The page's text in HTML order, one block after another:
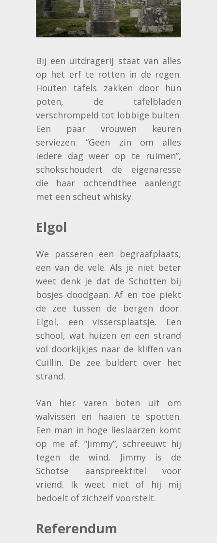
Bij een uitdragerij staat van alles
op het erf te rotten in de regen.
Houten tafels zakken door hun
poten, de tafelbladen
verschrompeld tot lobbige bulten.
Een paar vrouwen keuren
serviezen. “Geen zin om alles
iedere dag weer op te ruimen”,
schokschoudert de eigenaresse
die haar ochtendthee aanlengt
met een scheut whisky.
Elgol
We passeren een begraafplaats,
een van de vele. Als je niet beter
weet denk je dat de Schotten bij
bosjes doodgaan. Af en toe piekt
de zee tussen de bergen door.
Elgol, een vissersplaatsje. Een
school, wat huizen en een strand
vol doorkijkjes naar de kliffen van
Cuillin. De zee buldert over het
strand.
Van hier varen boten uit om
walvissen en haaien te spotten.
Een man in hoge lieslaarzen komt
op me af. “Jimmy”, schreeuwt hij
tegen de wind. Jimmy is de
Schotse aanspreektitel voor
vriend. Ik weet niet of hij mij
bedoelt of zichzelf voorstelt.
Referendum